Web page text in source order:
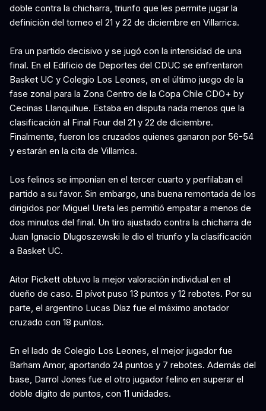
doble contra la chicharra, triunfo que les permite jugar la
definición del torneo el 21 y 22 de diciembre en Villarrica.
Era un partido decisivo y se jugó con la intensidad de una
final. En el Edificio de Deportes del CDUC se enfrentaron
Basket UC y Colegio Los Leones, en el último juego de la
fase zonal para la Zona Centro de la Copa Chile CDO+ by
Cecinas Llanquihue. Estaba en disputa nada menos que la
clasificación al Final Four del 21 y 22 de diciembre.
Finalmente, fueron los cruzados quienes ganaron por 56-54
y estarán en la cita de Villarrica.
Los felinos se imponían en el tercer cuarto y perfilaban el
partido a su favor. Sin embargo, una buena remontada de los
dirigidos por Miguel Ureta les permitió empatar a menos de
dos minutos del final. Un tiro ajustado contra la chicharra de
Juan Ignacio Dlugoszewski le dio el triunfo y la clasificación
a Basket UC.
Aitor Pickett obtuvo la mejor valoración individual en el
dueño de caso. El pívot puso 13 puntos y 12 rebotes. Por su
parte, el argentino Lucas Díaz fue el máximo anotador
cruzado con 18 puntos.
En el lado de Colegio Los Leones, el mejor jugador fue
Barham Amor, aportando 24 puntos y 7 rebotes. Además del
base, Darrol Jones fue el otro jugador felino en superar el
doble dígito de puntos, con 11 unidades.